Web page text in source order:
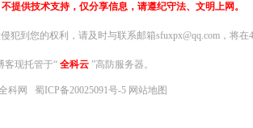
提供技术支持，仅分享信息，请遵纪守法、文明上网。
犯到您的权利，请及时与联系邮箱sfuxpx@qq.com，将
客现托管于“ 全科云 ”高防服务器。
科网 蜀ICP备20025091号-5 网站地图